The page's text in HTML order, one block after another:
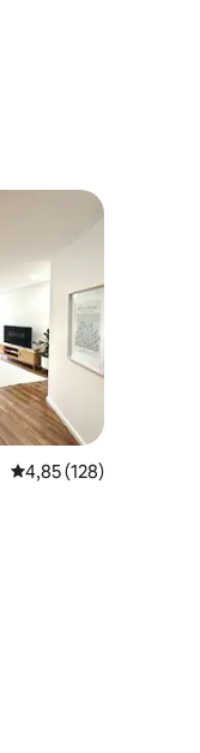
Vlerësimi mesatar
4,85 (128)